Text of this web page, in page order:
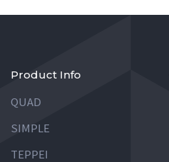
Product Info
QUAD
SIMPLE
TEPPEI